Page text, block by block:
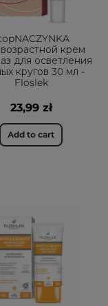
крем
для осветления
кругов 30 мл -
Floslek
23,99 zł
Add to cart